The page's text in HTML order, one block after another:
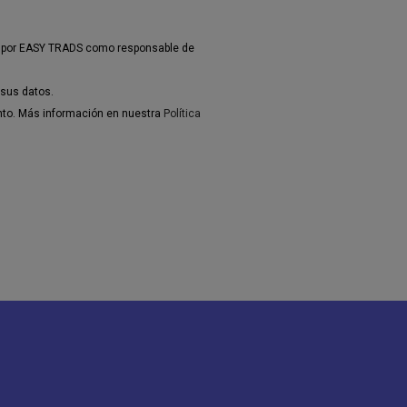
EASY TRADS como responsable de
datos.
Más información en nuestra Política